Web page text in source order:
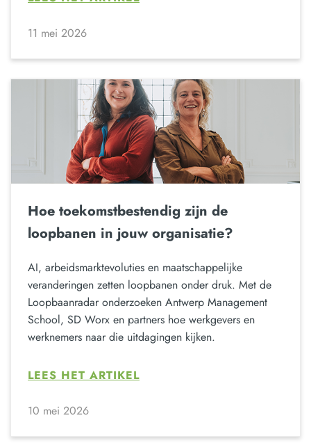
11 mei 2026
Hoe toekomstbestendig zijn de
loopbanen in jouw organisatie?
AI, arbeidsmarktevoluties en maatschappelijke
veranderingen zetten loopbanen onder druk. Met de
Loopbaanradar onderzoeken Antwerp Management
School, SD Worx en partners hoe werkgevers en
werknemers naar die uitdagingen kijken.
LEES HET ARTIKEL
10 mei 2026